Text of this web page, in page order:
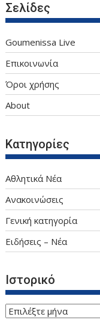
Σελίδες
Goumenissa Live
Επικοινωνία
Όροι χρήσης
About
Κατηγορίες
Αθλητικά Νέα
Ανακοινώσεις
Γενική κατηγορία
Ειδήσεις – Νέα
Ιστορικό
Ιστορικό